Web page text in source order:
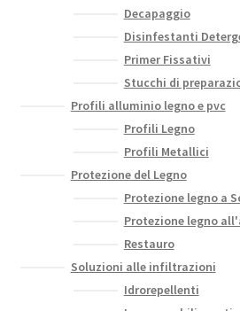
Decapaggio
Disinfestanti
Primer Fissativi
Stucchi di
Profili alluminio legno e pvc
Profili Legno
Profili Metallici
Protezione del Legno
Protezione legno a
Protezione legno
Restauro
Soluzioni alle infiltrazioni
Idrorepellenti